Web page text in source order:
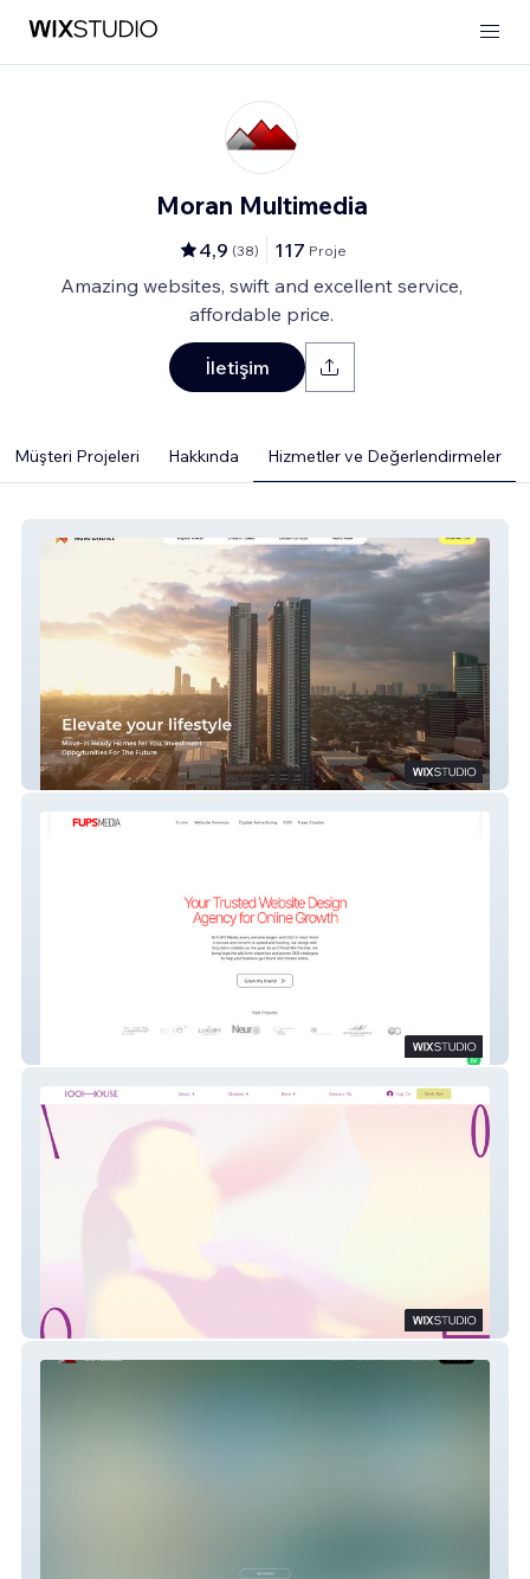
Moran Multimedia
4,9 (38) 117 Proje
Amazing websites, swift and excellent service,
affordable price.
İletişim
Müşteri Projeleri Hakkında Hizmetler ve Değerlendirmeler
Nuvo District
100 House